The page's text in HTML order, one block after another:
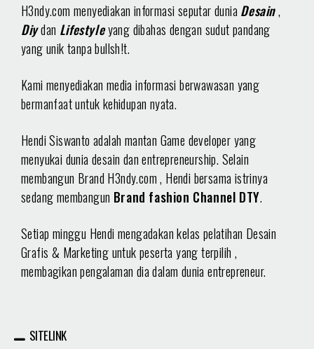
H3ndy.com menyediakan informasi seputar dunia Desain,
Diydan Lifestyleyang dibahas dengan sudut pandang
yang unik tanpa bullsh!t.
Kami menyediakan media informasi berwawasan yang
bermanfaat untuk kehidupan nyata.
Hendi Siswanto adalah mantan Game developer yang
menyukai dunia desain dan entrepreneurship. Selain
membangun Brand H3ndy.com , Hendi bersama istrinya
sedang membangun Brand fashion Channel DTY.
Setiap minggu Hendi mengadakan kelas pelatihan Desain
Grafis & Marketing untuk peserta yang terpilih ,
membagikan pengalaman dia dalam dunia entrepreneur.
SITELINK